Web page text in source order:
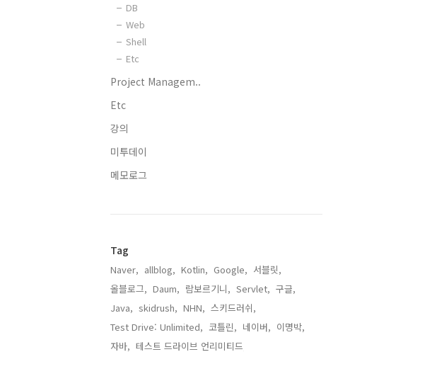
DB
Web
Shell
Etc
Project Managem..
Etc
강의
미투데이
메모로그
Tag
Naver, allblog, Kotlin, Google, 서블릿,
올블로그, Daum, 람보르기니, Servlet, 구글,
Java, skidrush, NHN, 스키드러쉬,
Test Drive: Unlimited, 코틀린, 네이버, 이명박,
자바, 테스트 드라이브 언리미티드,